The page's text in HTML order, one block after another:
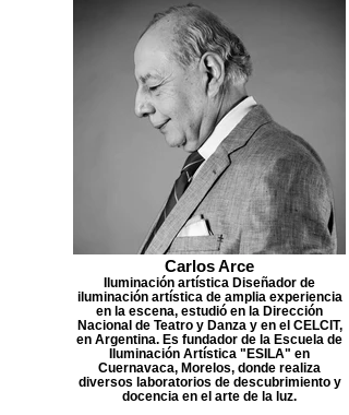
Carlos Arce
Iluminación artística Diseñador de
iluminación artística de amplia experiencia
en la escena, estudió en la Dirección
Nacional de Teatro y Danza y en el CELCIT,
en Argentina. Es fundador de la Escuela de
Iluminación Artística "ESILA" en
Cuernavaca, Morelos, donde realiza
diversos laboratorios de descubrimiento y
docencia en el arte de la luz.